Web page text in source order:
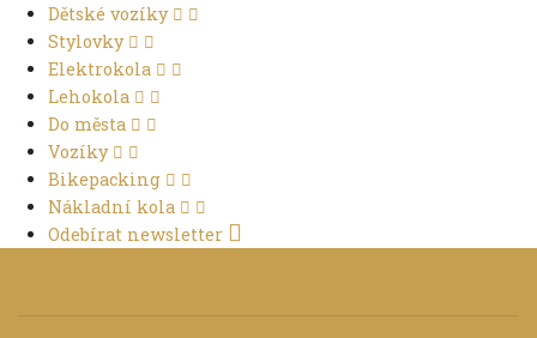
Dětské vozíky
Stylovky
Elektrokola
Lehokola
Do města
Vozíky
Bikepacking
Nákladní kola
Odebírat newsletter